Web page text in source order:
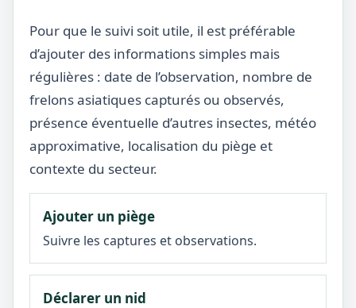
Pour que le suivi soit utile, il est préférable
d’ajouter des informations simples mais
régulières : date de l’observation, nombre de
frelons asiatiques capturés ou observés,
présence éventuelle d’autres insectes, météo
approximative, localisation du piège et
contexte du secteur.
Ajouter un piège
Suivre les captures et observations.
Déclarer un nid